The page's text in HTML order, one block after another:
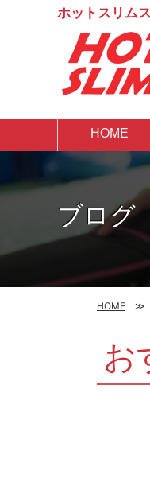
ホットスリム
HOME
ブログ
HOME
お